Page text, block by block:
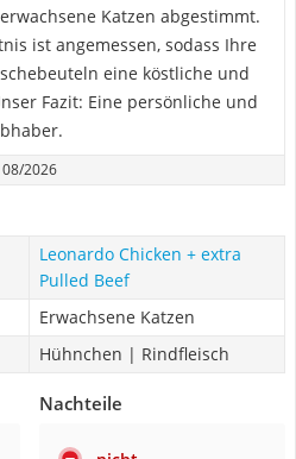
Katzen abgestimmt.
ist angemessen, sodass Ihre
eine köstliche und
Fazit: Eine persönliche und
08/2026
Leonardo Chicken + extra
Pulled Beef
Erwachsene Katzen
Hühnchen | Rindfleisch
Nachteile